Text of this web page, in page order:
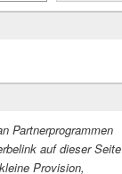
Partnerprogrammen
auf dieser Seite
Provision,